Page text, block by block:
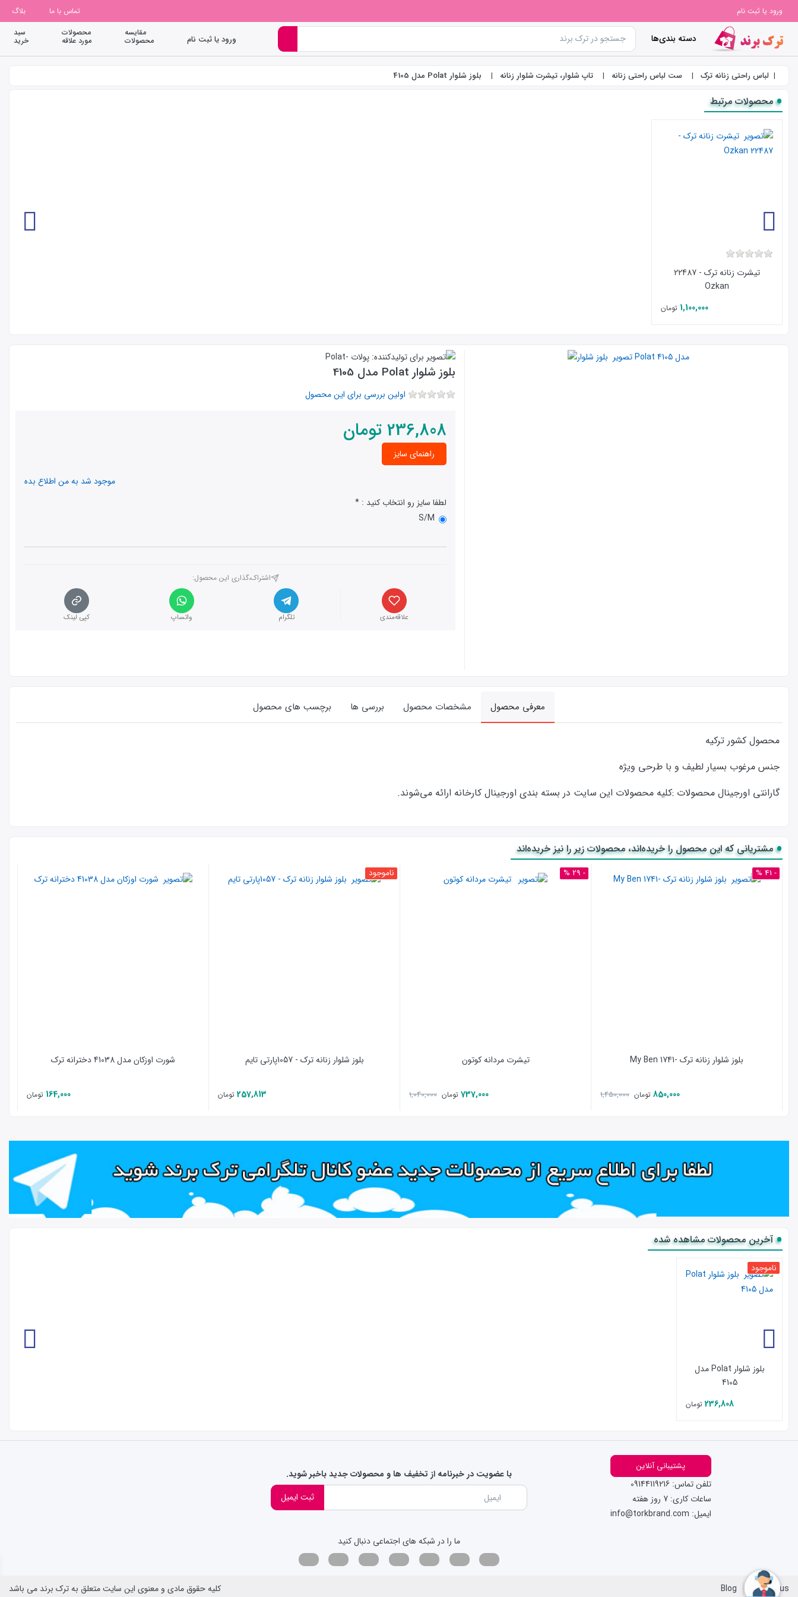
ورود یا ثبت نام تماس با ما بلاگ
دسته بندی‌ها ورود یا ثبت نام
مقایسه
محصولات
محصولات
مورد علاقه
سبد
خرید
لباس راحتی زنانه ترک ست لباس راحتی زنانه تاپ شلوار، تیشرت شلوار زنانه بلوز شلوار Polat مدل 4105
محصولات مرتبط
تیشرت زنانه ترک - 22487
Ozkan
1,100,000 تومان
بلوز شلوار Polat مدل 4105
اولین بررسی برای این محصول
236,808 تومان
راهنمای سایز
موجود شد به من اطلاع بده
لطفا سایز رو انتخاب کنید :
S/M
اشتراک،گذاری این محصول‌:
علاقه‌مندی تلگرام واتساپ کپی لینک
معرفی محصول مشخصات محصول بررسی ها برچسب های محصول
محصول کشور ترکیه
جنس مرغوب بسیار لطیف و با طرحی ویژه
گارانتی اورجینال محصولات :كليه محصولات این سایت در بسته بندی اورجینال کارخانه ارائه‌‌ می‌شوند.
مشتریانی که این محصول را خریده‌اند، محصولات زیر را نیز خریده‌اند
- 41 %
بلوز شلوار زنانه ترک -1741 My Ben
850,000 تومان 1,450,000
- 29 %
تیشرت مردانه کوتون
737,000 تومان 1,040,000
ناموجود
بلوز شلوار زنانه ترک - 1057پارتی تایم
257,813 تومان
شورت اوزکان مدل 41038 دخترانه ترک
164,000 تومان
آخرین محصولات مشاهده شده
ناموجود
بلوز شلوار Polat مدل
4105
236,808 تومان
با عضویت در خبرنامه از تخفیف ها و محصولات جدید باخبر شوید.
ثبت ایمیل
پشتیبانی آنلاین
تلفن تماس: 09144119216
ساعات کاری: 7 روز هفته
ایمیل: info@torkbrand.com
ما را در شبکه های اجتماعی دنبال کنید
Contact us
Blog کلیه حقوق مادی و معنوی این سایت متعلق به ترک برند می باشد